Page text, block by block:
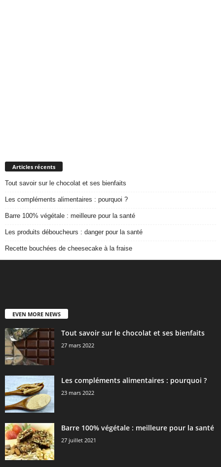
Articles récents
Tout savoir sur le chocolat et ses bienfaits
Les compléments alimentaires : pourquoi ?
Barre 100% végétale : meilleure pour la santé
Les produits déboucheurs : danger pour la santé
Recette bouchées de cheesecake à la fraise
EVEN MORE NEWS
Tout savoir sur le chocolat et ses bienfaits
27 mars 2022
Les compléments alimentaires : pourquoi ?
23 mars 2022
Barre 100% végétale : meilleure pour la santé
27 juillet 2021